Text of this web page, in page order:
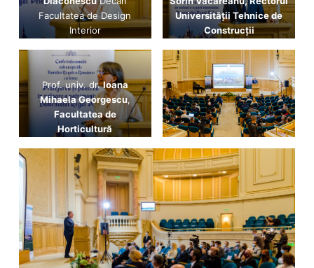
Facultatea de Design
Interior
Universității Tehnice de
Construcții
Prof. univ. dr.Ioana
Mihaela Georgescu,
Facultatea de
Horticultură